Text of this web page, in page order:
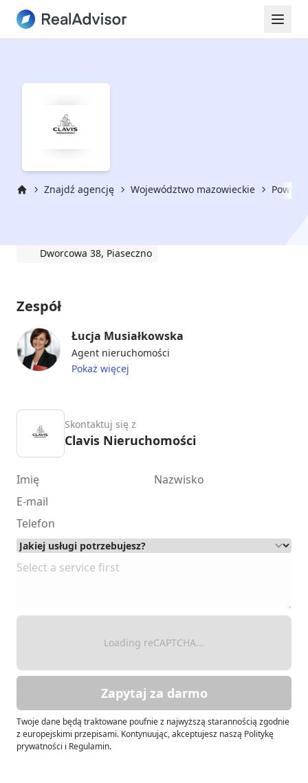
Znajdź agencję Województwo mazowieckie Powiat
Dworcowa 38, Piaseczno
Zespół
Łucja Musiałkowska
Agent nieruchomości
Pokaż więcej
Skontaktuj się z
Clavis Nieruchomości
Loading reCAPTCHA...
Zapytaj za darmo
Twoje dane będą traktowane poufnie z najwyższą starannością zgodnie
z europejskimi przepisami. Kontynuując, akceptujesz naszą Politykę
prywatności i Regulamin.